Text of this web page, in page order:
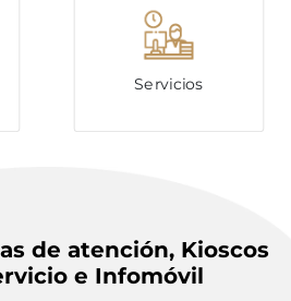
Servicios
de atención, Kioscos
e Infomóvil